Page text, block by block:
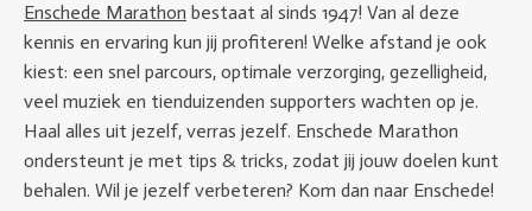
Enschede Marathon bestaat al sinds 1947! Van al deze
kennis en ervaring kun jij profiteren! Welke afstand je ook
kiest: een snel parcours, optimale verzorging, gezelligheid,
veel muziek en tienduizenden supporters wachten op je.
Haal alles uit jezelf, verras jezelf. Enschede Marathon
ondersteunt je met tips & tricks, zodat jij jouw doelen kunt
behalen. Wil je jezelf verbeteren? Kom dan naar Enschede!